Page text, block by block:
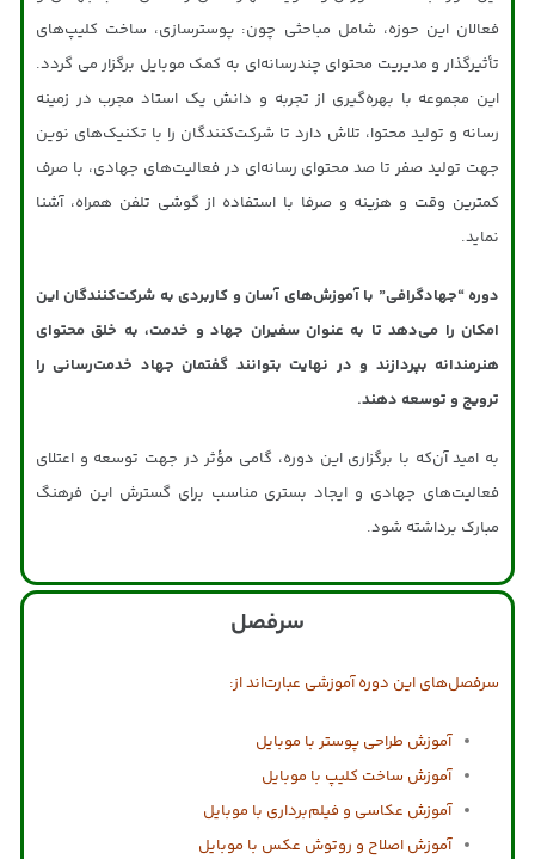
فعالان این حوزه، شامل مباحثی چون: پوسترسازی، ساخت کلیپ‌های
تأثیرگذار و مدیریت محتوای چندرسانه‌ای به کمک موبایل برگزار می گردد.
این مجموعه با بهره‌گیری از تجربه و دانش یک استاد مجرب در زمینه
رسانه و تولید محتوا، تلاش دارد تا شرکت‌کنندگان را با تکنیک‌های نوین
جهت تولید صفر تا صد محتوای رسانه‌ای در فعالیت‌های جهادی، با صرف
کمترین وقت و هزینه و صرفا با استفاده از گوشی تلفن همراه، آشنا
نماید.
دوره “جهادگرافی” با آموزش‌های آسان و کاربردی به شرکت‌کنندگان این
امکان را می‌دهد تا به عنوان سفیران جهاد و خدمت، به خلق محتوای
هنرمندانه بپردازند و در نهایت بتوانند گفتمان جهاد خدمت‌رسانی را
ترویج و توسعه دهند.
به امید آن‌که با برگزاری این دوره، گامی مؤثر در جهت توسعه و اعتلای
فعالیت‌های جهادی و ایجاد بستری مناسب برای گسترش این فرهنگ
مبارک برداشته شود.
سرفصل
سرفصل‌های این دوره آموزشی عبارت‌اند از:
آموزش طراحی پوستر با موبایل
آموزش ساخت کلیپ با موبایل
آموزش عکاسی و فیلم‌برداری با موبایل
آموزش اصلاح و روتوش عکس با موبایل